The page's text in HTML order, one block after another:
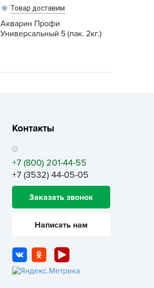
Товар доставим
Акварин Профи
Универсальный 5 (пак. 2кг.)
Контакты
+7 (800) 201-44-55
+7 (3532) 44-05-05
Заказать звонок
Написать нам